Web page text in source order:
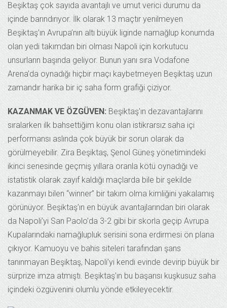
Beşiktaş çok sayıda avantajlı ve umut verici durumu da
içinde barındırıyor. İlk olarak 13 maçtır yenilmeyen
Beşiktaş’ın Avrupa’nın altı büyük liginde namağlup konumda
olan yedi takımdan biri olması Napoli için korkutucu
unsurların başında geliyor. Bunun yanı sıra Vodafone
Arena’da oynadığı hiçbir maçı kaybetmeyen Beşiktaş uzun
zamandır harika bir iç saha form grafiği çiziyor.
KAZANMAK VE ÖZGÜVEN: Beşiktaş’ın dezavantajlarını
sıralarken ilk bahsettiğim konu olan istikrarsız saha içi
performansı aslında çok büyük bir sorun olarak da
görülmeyebilir. Zira Beşiktaş, Şenol Güneş yönetimindeki
ikinci senesinde geçmiş yıllara oranla kötü oynadığı ve
istatistik olarak zayıf kaldığı maçlarda bile bir şekilde
kazanmayı bilen “winner” bir takım olma kimliğini yakalamış
görünüyor. Beşiktaş’ın en büyük avantajlarından biri olarak
da Napoli’yi San Paolo’da 3-2 gibi bir skorla geçip Avrupa
Kupalarındaki namağlupluk serisini sona erdirmesi ön plana
çıkıyor. Kamuoyu ve bahis siteleri tarafından şans
tanınmayan Beşiktaş, Napoli’yi kendi evinde devirip büyük bir
sürprize imza atmıştı. Beşiktaş’ın bu başarısı kuşkusuz saha
içindeki özgüvenini olumlu yönde etkileyecektir.